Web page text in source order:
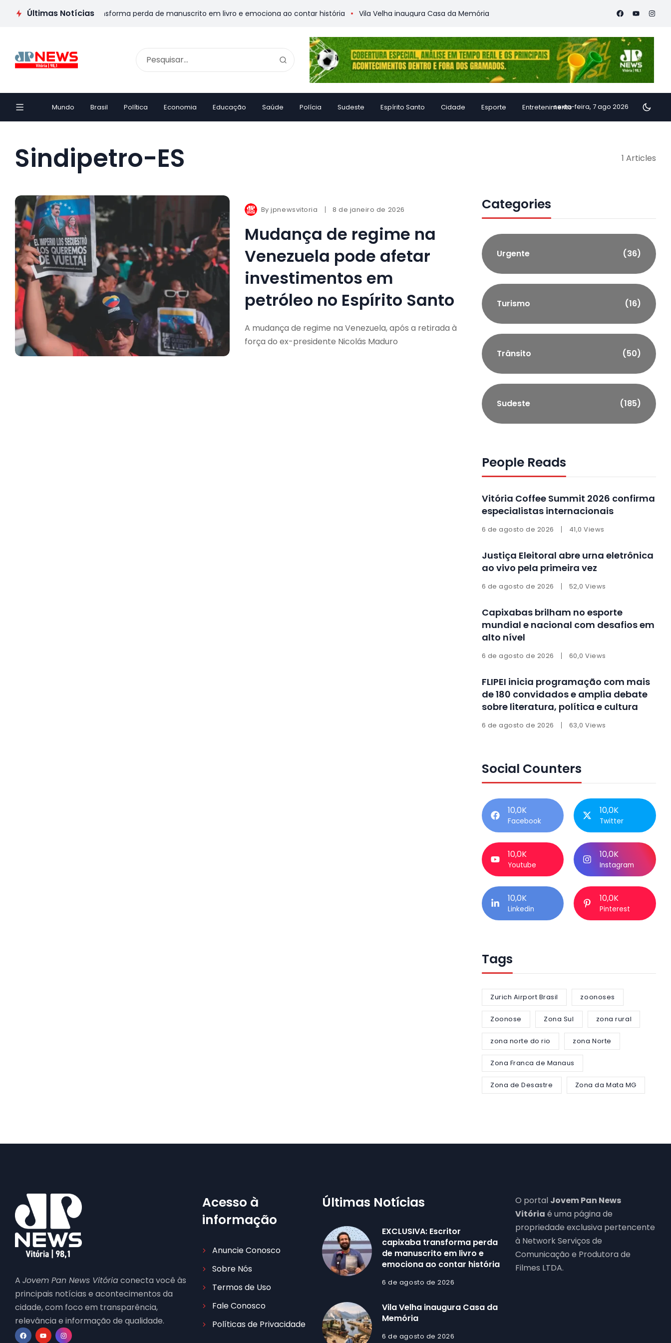
Últimas Notícias
Escritor capixaba transforma perda de manuscrito em livro e emociona ao contar história Vila Velha inaugura Casa da Memória Vitória Coffee Summit 2026 confirma
Mundo Brasil Política Economia Educação Saúde Polícia Sudeste Espírito Santo Cidade Esporte Entretenimentosexta-feira, 7 ago 2026
Sindipetro-ES 1 Articles
Byjpnewsvitoria 8 de janeiro de 2026
Mudança de regime na
Venezuela pode afetar
investimentos em
petróleo no Espírito Santo
A mudança de regime na Venezuela, após a retirada à
força do ex-presidente Nicolás Maduro
Categories
Urgente (36)
Turismo (16)
Trânsito (50)
Sudeste (185)
People Reads
Vitória Coffee Summit 2026 confirma
especialistas internacionais
6 de agosto de 2026 41,0 Views
Justiça Eleitoral abre urna eletrônica
ao vivo pela primeira vez
6 de agosto de 2026 52,0 Views
Capixabas brilham no esporte
mundial e nacional com desafios em
alto nível
6 de agosto de 2026 60,0 Views
FLIPEI inicia programação com mais
de 180 convidados e amplia debate
sobre literatura, política e cultura
6 de agosto de 2026 63,0 Views
Social Counters
10,0K
Facebook
10,0K
Twitter
10,0K
Youtube
10,0K
Instagram
10,0K
Linkedin
10,0K
Pinterest
Tags
Zurich Airport Brasil zoonoses
Zoonose Zona Sul zona rural
zona norte do rio zona Norte
Zona Franca de Manaus
Zona de Desastre Zona da Mata MG
A Jovem Pan News Vitóriaconecta você às
principais notícias e acontecimentos da
cidade, com foco em transparência,
relevância e informação de qualidade.
Acesso à
informação
Anuncie Conosco
Sobre Nós
Termos de Uso
Fale Conosco
Políticas de Privacidade
Últimas Notícias
EXCLUSIVA: Escritor
capixaba transforma perda
de manuscrito em livro e
emociona ao contar história
6 de agosto de 2026
Vila Velha inaugura Casa da
Memória
6 de agosto de 2026
O portal Jovem Pan News
Vitória é uma página de
propriedade exclusiva pertencente
à Network Serviços de
Comunicação e Produtora de
Filmes LTDA.